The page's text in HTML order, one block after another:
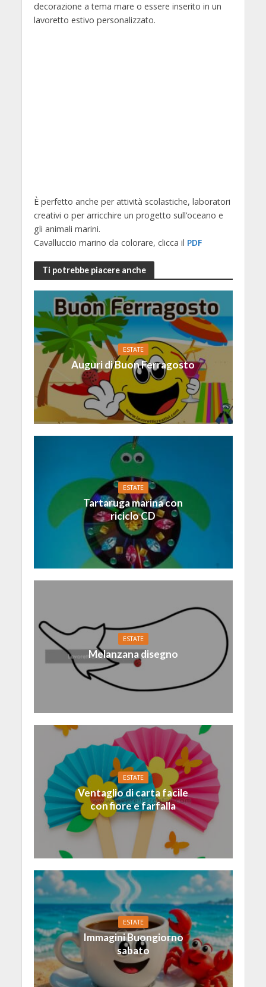
decorazione a tema mare o essere inserito in un
lavoretto estivo personalizzato.
È perfetto anche per attività scolastiche, laboratori
creativi o per arricchire un progetto sull’oceano e
gli animali marini.
Cavalluccio marino da colorare, clicca il PDF
Ti potrebbe piacere anche
ESTATE
Auguri di Buon Ferragosto
ESTATE
Tartaruga marina con
riciclo CD
ESTATE
Melanzana disegno
ESTATE
Ventaglio di carta facile
con fiore e farfalla
ESTATE
Immagini Buongiorno
sabato